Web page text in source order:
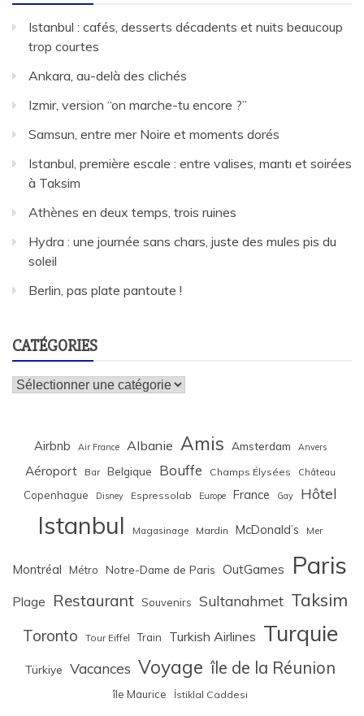
Istanbul : cafés, desserts décadents et nuits beaucoup
trop courtes
Ankara, au-delà des clichés
Izmir, version “on marche-tu encore ?”
Samsun, entre mer Noire et moments dorés
Istanbul, première escale : entre valises, mantı et soirées
à Taksim
Athènes en deux temps, trois ruines
Hydra : une journée sans chars, juste des mules pis du
soleil
Berlin, pas plate pantoute !
CATÉGORIES
Catégories
Airbnb Air France Albanie Amis Amsterdam Anvers
Aéroport Bar Belgique Bouffe Champs Élysées Château
Copenhague Disney Espressolab Europe France Gay Hôtel
Istanbul Magasinage Mardin McDonald’s Mer
Montréal Métro Notre-Dame de Paris OutGames Paris
Plage Restaurant Souvenirs Sultanahmet Taksim
Toronto Tour Eiffel Train Turkish Airlines Turquie
Türkiye Vacances Voyage île de la Réunion
île Maurice İstiklal Caddesi